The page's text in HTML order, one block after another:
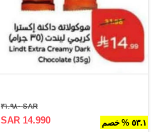
٥٣.١ % خصم
SAR ٣١.٩٨٠
SAR 14.990